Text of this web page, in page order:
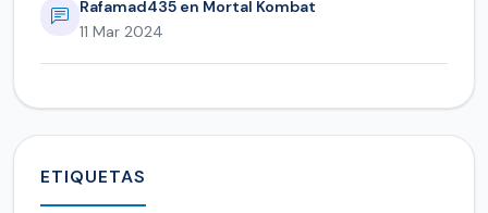
Rafamad435 en Mortal Kombat
11 Mar 2024
ETIQUETAS